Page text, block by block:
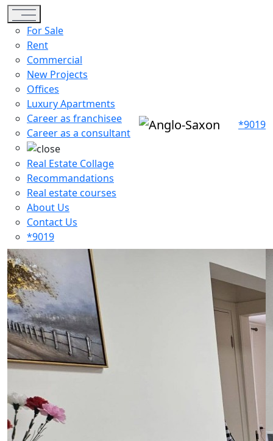
Toggle navigation
For Sale
Rent
Commercial
New Projects
Offices
Luxury Apartments
Career as franchisee
Career as a consultant
Real Estate Collage
Recommandations
Real estate courses
About Us
Contact Us
*9019
*9019